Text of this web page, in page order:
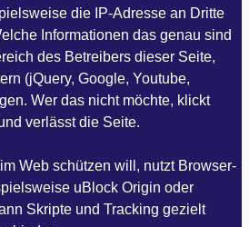
die IP-Adresse an Dritte
Informationen das genau sind
des Betreibers dieser Seite,
(jQuery, Google, Youtube,
Wer das nicht möchte, klickt
verlässt die Seite.
Web schützen will, nutzt Browser-
uBlock Origin oder
Skripte und Tracking gezielt